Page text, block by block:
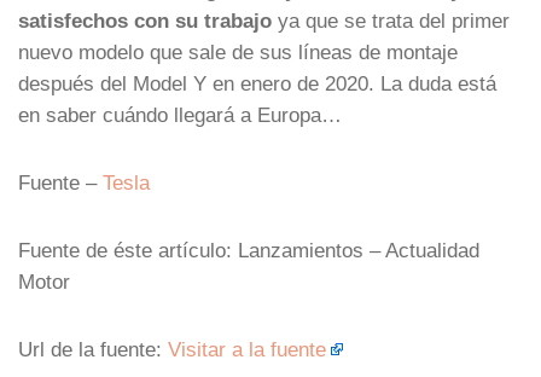
satisfechos con su trabajo ya que se trata del primer
nuevo modelo que sale de sus líneas de montaje
después del Model Y en enero de 2020. La duda está
en saber cuándo llegará a Europa…
Fuente – Tesla
Fuente de éste artículo: Lanzamientos – Actualidad
Motor
Url de la fuente: Visitar a la fuente